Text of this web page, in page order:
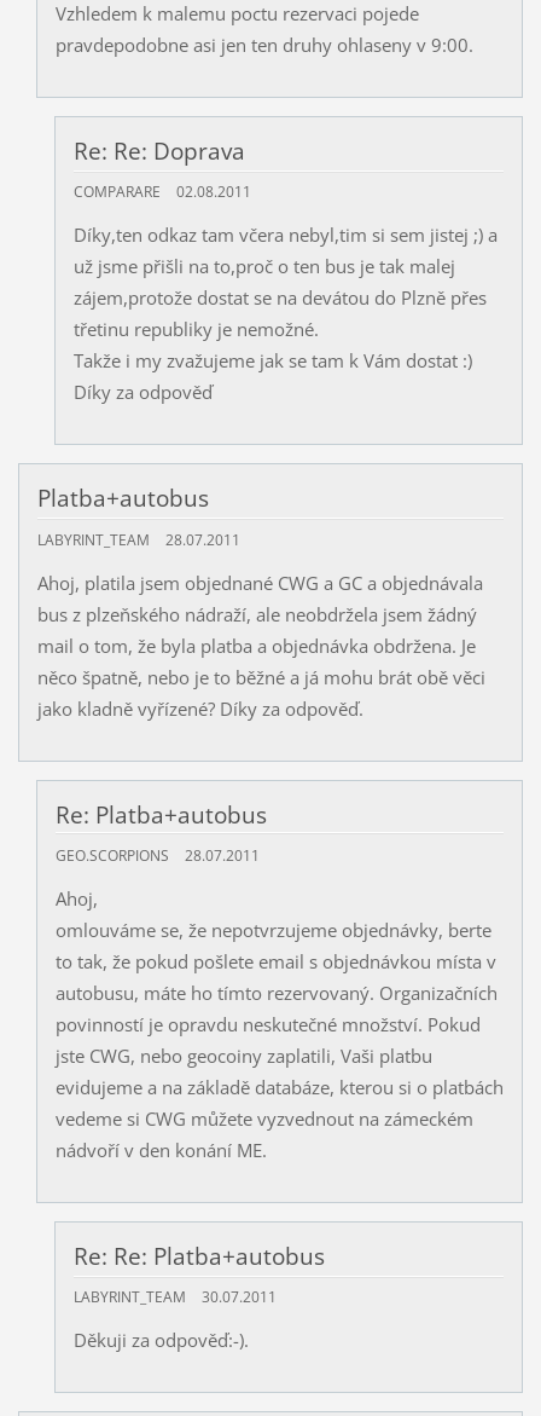
Vzhledem k malemu poctu rezervaci pojede
pravdepodobne asi jen ten druhy ohlaseny v 9:00.
Re: Re: Doprava
COMPARARE 02.08.2011
Díky,ten odkaz tam včera nebyl,tim si sem jistej ;) a
už jsme přišli na to,proč o ten bus je tak malej
zájem,protože dostat se na devátou do Plzně přes
třetinu republiky je nemožné.
Takže i my zvažujeme jak se tam k Vám dostat :)
Díky za odpověď
Platba+autobus
LABYRINT_TEAM 28.07.2011
Ahoj, platila jsem objednané CWG a GC a objednávala
bus z plzeňského nádraží, ale neobdržela jsem žádný
mail o tom, že byla platba a objednávka obdržena. Je
něco špatně, nebo je to běžné a já mohu brát obě věci
jako kladně vyřízené? Díky za odpověď.
Re: Platba+autobus
GEO.SCORPIONS 28.07.2011
Ahoj,
omlouváme se, že nepotvrzujeme objednávky, berte
to tak, že pokud pošlete email s objednávkou místa v
autobusu, máte ho tímto rezervovaný. Organizačních
povinností je opravdu neskutečné množství. Pokud
jste CWG, nebo geocoiny zaplatili, Vaši platbu
evidujeme a na základě databáze, kterou si o platbách
vedeme si CWG můžete vyzvednout na zámeckém
nádvoří v den konání ME.
Re: Re: Platba+autobus
LABYRINT_TEAM 30.07.2011
Děkuji za odpověď:-).